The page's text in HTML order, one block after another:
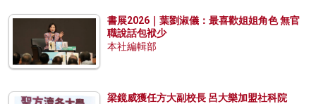
書展2026｜葉劉淑儀：最喜歡姐姐角色 無官
職說話包袱少
本社編輯部
梁鏡威獲任方大副校長 呂大樂加盟社科院